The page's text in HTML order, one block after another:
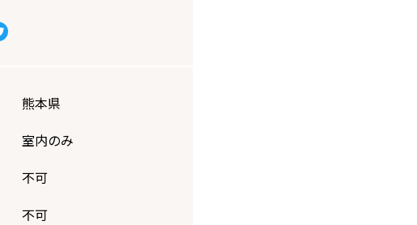
熊本県
室内のみ
不可
不可